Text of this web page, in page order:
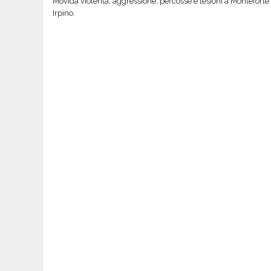
Irpino.